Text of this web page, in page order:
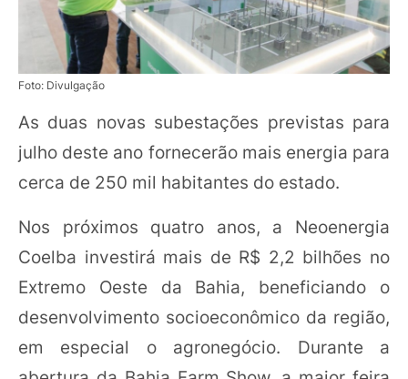
Foto: Divulgação
As duas novas subestações previstas para
julho deste ano fornecerão mais energia para
cerca de 250 mil habitantes do estado.
Nos próximos quatro anos, a Neoenergia
Coelba investirá mais de R$ 2,2 bilhões no
Extremo Oeste da Bahia, beneficiando o
desenvolvimento socioeconômico da região,
em especial o agronegócio. Durante a